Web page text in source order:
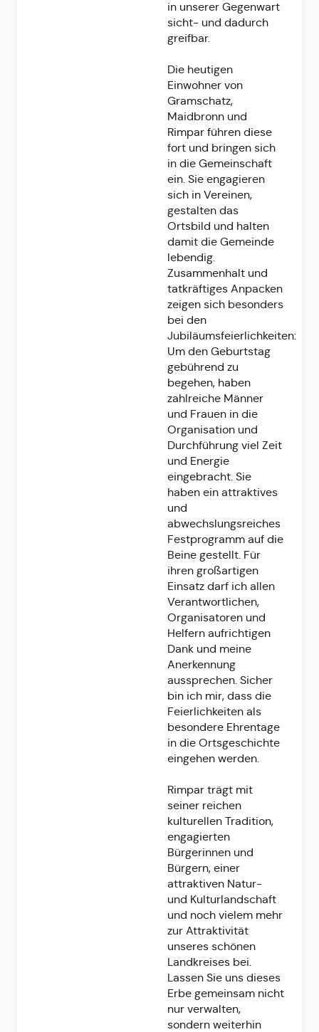
in unserer Gegenwart
sicht- und dadurch
greifbar.
Die heutigen
Einwohner von
Gramschatz,
Maidbronn und
Rimpar führen diese
fort und bringen sich
in die Gemeinschaft
ein. Sie engagieren
sich in Vereinen,
gestalten das
Ortsbild und halten
damit die Gemeinde
lebendig.
Zusammenhalt und
tatkräftiges Anpacken
zeigen sich besonders
bei den
Jubiläumsfeierlichkeiten:
Um den Geburtstag
gebührend zu
begehen, haben
zahlreiche Männer
und Frauen in die
Organisation und
Durchführung viel Zeit
und Energie
eingebracht. Sie
haben ein attraktives
und
abwechslungsreiches
Festprogramm auf die
Beine gestellt. Für
ihren großartigen
Einsatz darf ich allen
Verantwortlichen,
Organisatoren und
Helfern aufrichtigen
Dank und meine
Anerkennung
aussprechen. Sicher
bin ich mir, dass die
Feierlichkeiten als
besondere Ehrentage
in die Ortsgeschichte
eingehen werden.
Rimpar trägt mit
seiner reichen
kulturellen Tradition,
engagierten
Bürgerinnen und
Bürgern, einer
attraktiven Natur-
und Kulturlandschaft
und noch vielem mehr
zur Attraktivität
unseres schönen
Landkreises bei.
Lassen Sie uns dieses
Erbe gemeinsam nicht
nur verwalten,
sondern weiterhin